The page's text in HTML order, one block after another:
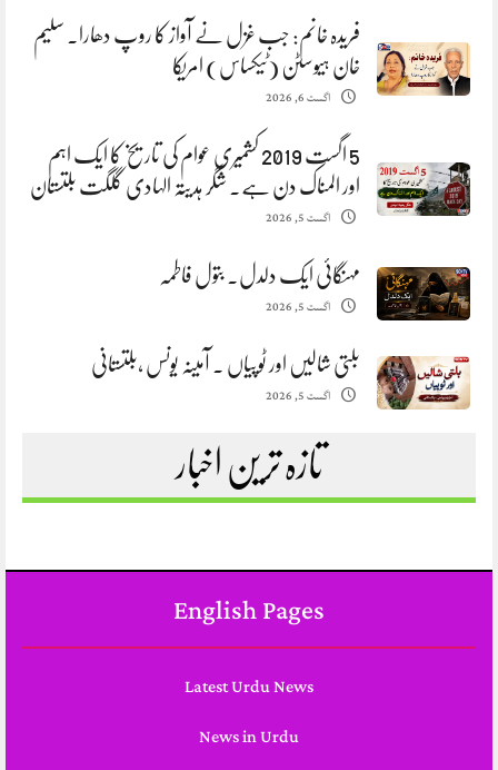
فریدہ خانم: جب غزل نے آواز کا روپ دھارا. سلیم
خان ہیوسٹن (ٹیکساس) امریکا
اگست 6, 2026
5 اگست 2019 کشمیری عوام کی تاریخ کا ایک اہم
اور المناک دن ہے. شگر ہدیتہ الہادی گلگت بلتستان
اگست 5, 2026
مہنگائی ایک دلدل. بتول فاطمہ
اگست 5, 2026
بلتی شالیں اور ٹوپیاں . آمینہ یونس ،بلتستانی
اگست 5, 2026
تازہ ترین اخبار
English Pages
Latest Urdu News
News in Urdu